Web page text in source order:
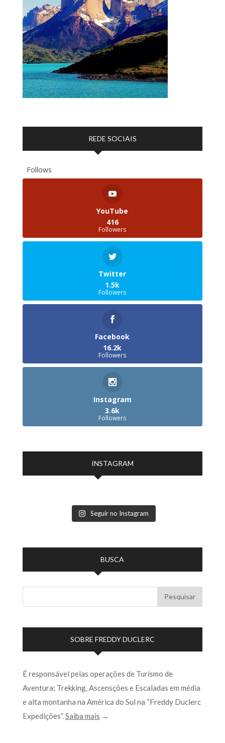
REDE SOCIAIS
Follows
YouTube
416
Followers
Twitter
1.5k
Followers
Facebook
16.2k
Followers
Instagram
3.6k
Followers
INSTAGRAM
Seguir no Instagram
BUSCA
SOBRE FREDDY DUCLERC
É responsável pelas operações de Turismo de
Aventura; Trekking, Ascensções e Escaladas em média
e alta montanha na América do Sul na “Freddy Duclerc
Expedições”.Saiba mais →